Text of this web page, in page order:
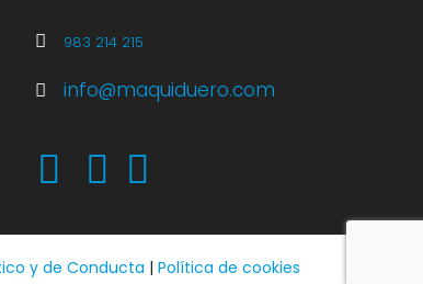
983 214 215
info@maquiduero.com
y de Conducta | Política de cookies